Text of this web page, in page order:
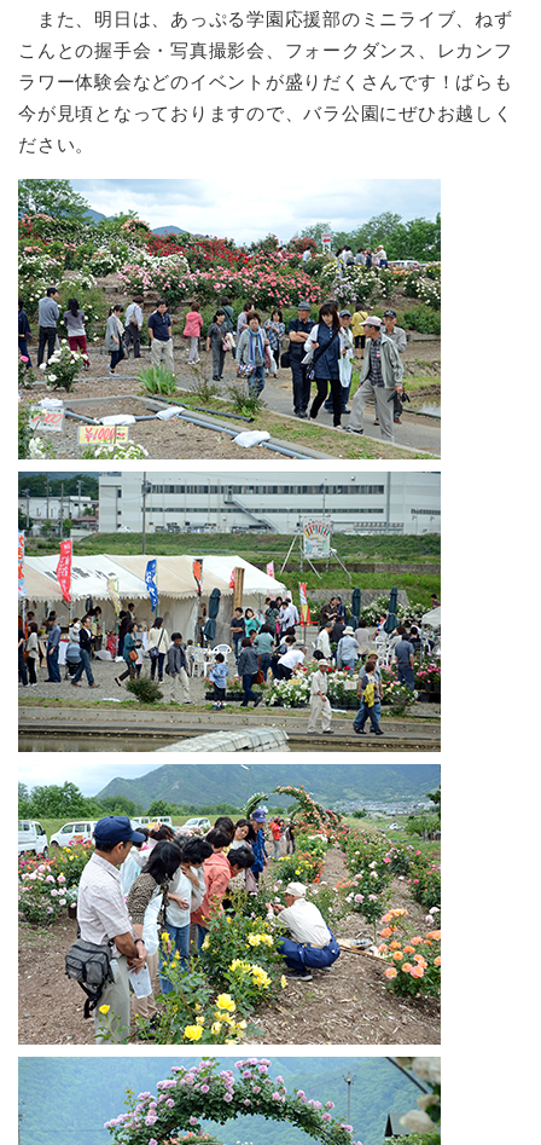
また、明日は、あっぷる学園応援部のミニライブ、ねず
こんとの握手会・写真撮影会、フォークダンス、レカンフ
ラワー体験会などのイベントが盛りだくさんです！ばらも
今が見頃となっておりますので、バラ公園にぜひお越しく
ださい。